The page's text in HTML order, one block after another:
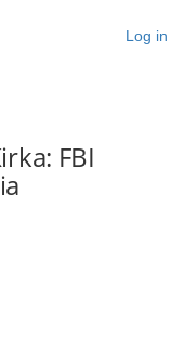
Log in
FBI